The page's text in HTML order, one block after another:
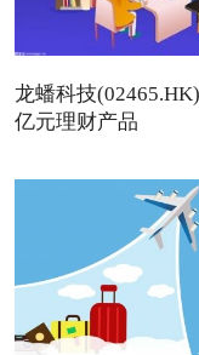
龙蟠科技
亿元理财产品